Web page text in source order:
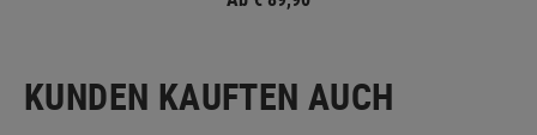
KUNDEN KAUFTEN AUCH